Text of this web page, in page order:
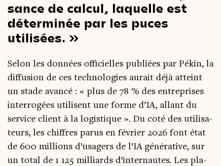
sance de cal­cul, laquelle est
déter­mi­née par les puces
utilisées.
Selon les don­nées offi­cielles publiées par Pékin, la
dif­fu­sion de ces tech­no­lo­gies aurait déjà atteint
un stade avan­cé : « plus de 78 % des entre­prises
inter­ro­gées uti­lisent une forme d’IA, allant du
ser­vice client à la logis­tique ». Du coté des uti­li­sa­
teurs, les chiffres parus en février 2026 font état
de 600 mil­lions d’usagers de l’IA géné­ra­tive, sur
un total de 1 125 mil­liards d’internautes. Les pla­